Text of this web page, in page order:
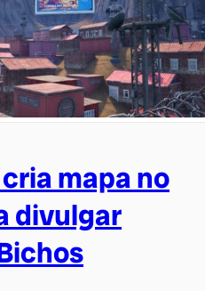
mapa no
divulgar